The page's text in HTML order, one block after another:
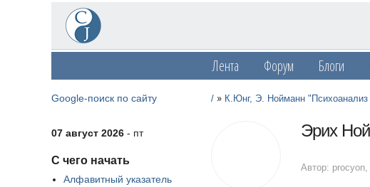
Лента Форум Блоги
Google-поиск по сайту
07 август 2026 - пт
С чего начать
Алфавитный указатель
/ » К.Юнг, Э. Нойманн "Психоанализ
Эрих
Автор: procyon